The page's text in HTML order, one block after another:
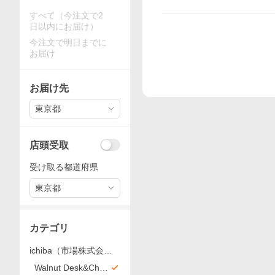
すべて（今注文で2
日以内にお届け）
今注文で明日までに
お届け
お届け先
東京都
店頭受取
受け取る都道府県
東京都
カテゴリ
ichiba（市場株式会社
）
Walnut Desk&Ches